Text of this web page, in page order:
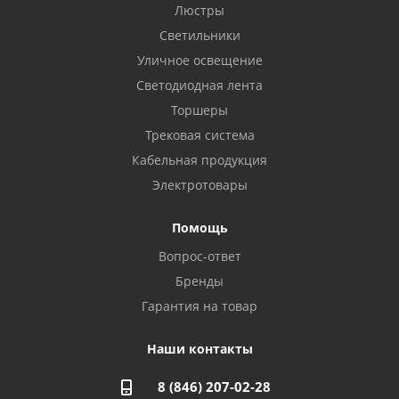
Бузулук, ул. Октябрьская, 24
Балаково, ул. Комарова, 55
Октябрьский, ул. Свердлова, 28
Азнакаево, ул. Булгар, 2. ТЦ "Акчарлак"
Стерлитамак, ул. Вокзальная, 13
Магнитогорск, ул. Труда, 14
Люстры
Светильники
Уличное освещение
Светодиодная лента
Торшеры
Трековая система
Кабельная продукция
Электротовары
Помощь
Вопрос-ответ
Бренды
Гарантия на товар
Наши контакты
8 (846) 207-02-28